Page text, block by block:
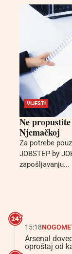
VIJESTI
Ne
Njemačkoj
Za potrebe
JOBSTEP by
zapošljavanju...
15:18
Arsenal
oproštaj od